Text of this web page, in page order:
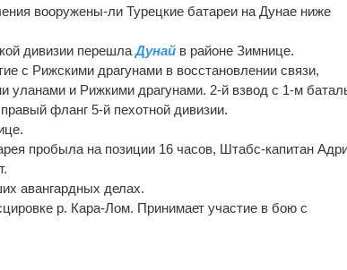
вооружены-ли Турецкие батареи на Дунае ниже
дивизии перешлаДунай в районе Зимнице.
с Рижскими драгунами в восстановлении связи,
уланами и Рижкими драгунами. 2-й взвод с 1-м
фланг 5-й пехотной дивизии.
пробыла на позиции 16 часов, Штабс-капитан
авангардных делах.
р. Кара-Лом. Принимает участие в бою с